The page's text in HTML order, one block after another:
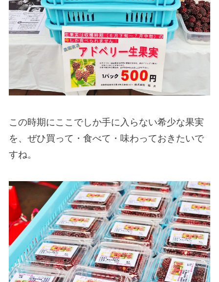
この時期にここでしか手に入らない希少な果実
を、ぜひ買って・食べて・味わっておきたいで
すね。